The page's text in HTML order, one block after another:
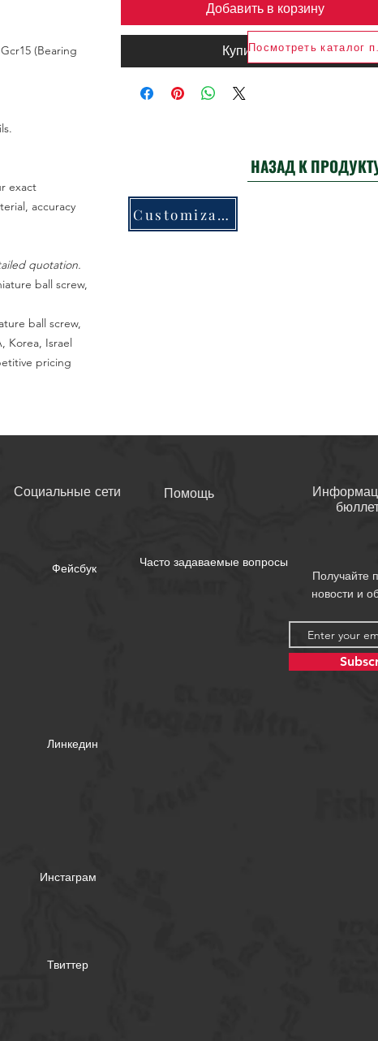
(Bearing
exact
accuracy
quotation.
ball screw,
ball screw,
Korea, Israel
pricing
Добавить в корзину
Купить сейчас
НАЗАД К
Customization
Социальные сети Помощь
Фейсбук
Часто задаваемые вопросы
Получайте
новости и
Линкедин
Инстаграм
Твиттер